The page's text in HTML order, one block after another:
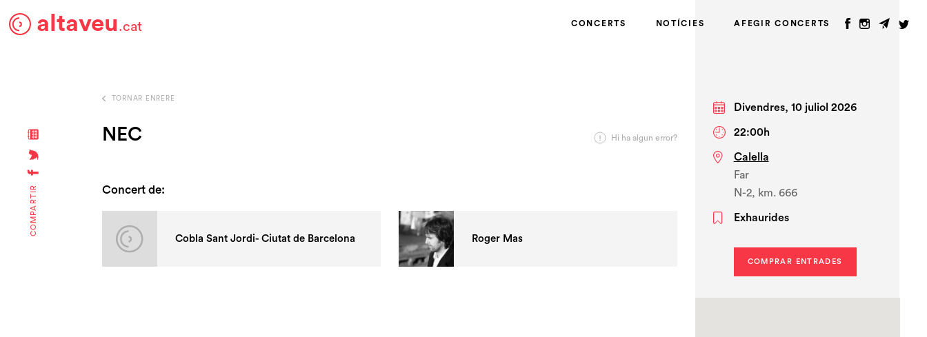
altaveu.cat CONCERTS NOTÍCIES AFEGIR CONCERTS
COMPARTIR
TORNAR ENRERE
NEC Hi ha algun error?
Concert de:
Cobla Sant Jordi- Ciutat de Barcelona Roger Mas
Divendres, 10 juliol 2026
22:00h
Calella
Far
N-2, km. 666
Exhaurides
COMPRAR ENTRADES